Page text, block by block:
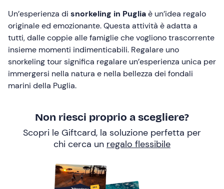
Un’esperienza di snorkeling in Pugliaè un’idea regalo
originale ed emozionante. Questa attività è adatta a
tutti, dalle coppie alle famiglie che vogliono trascorrente
insieme momenti indimenticabili. Regalare uno
snorkeling tour significa regalare un’esperienza unica per
immergersi nella natura e nella bellezza dei fondali
marini della Puglia.
Non riesci proprio a scegliere?
Scopri le Giftcard, la soluzione perfetta per
chi cerca un regalo flessibile